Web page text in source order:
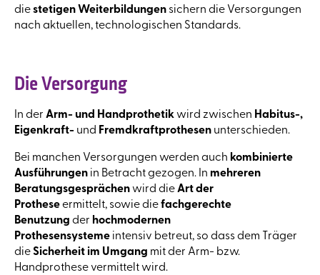
diestetigen Weiterbildungen sichern die Versorgungen
nach aktuellen, technologischen Standards.
Die Versorgung
In der Arm- und Handprothetikwird zwischen Habitus-,
Eigenkraft- und Fremdkraftprothesen unterschieden.
Bei manchen Versorgungen werden auch kombinierte
Ausführungen in Betracht gezogen. In mehreren
Beratungsgesprächenwird dieArt der
Protheseermittelt, sowie diefachgerechte
Benutzung der hochmodernen
Prothesensysteme intensiv betreut, so dass dem Träger
die Sicherheit im Umgang mit der Arm- bzw.
Handprothese vermittelt wird.